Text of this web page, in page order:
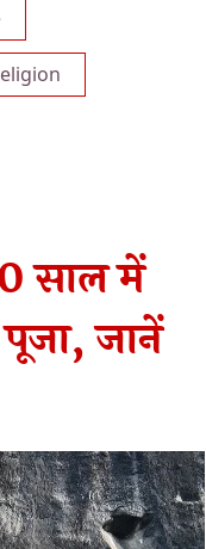
साल में
जानें